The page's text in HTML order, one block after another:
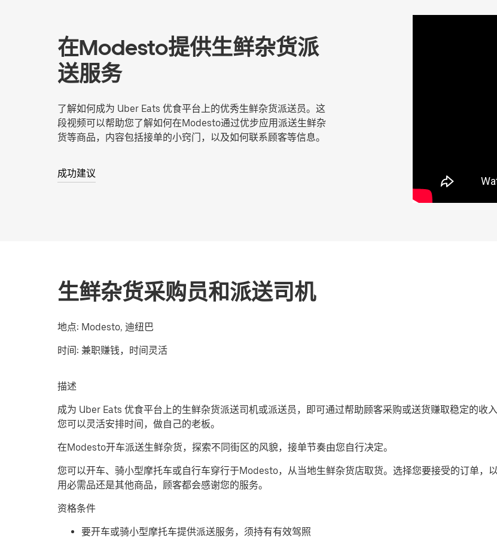
在Modesto提供生鲜杂货派
送服务
了解如何成为 Uber Eats 优食平台上的优秀生鲜杂货派送员。这
段视频可以帮助您了解如何在Modesto通过优步应用派送生鲜杂
货等商品，内容包括接单的小窍门，以及如何联系顾客等信息。
成功建议
生鲜杂货采购员和派送司机
地点: Modesto, 迪纽巴
时间: 兼职赚钱，时间灵活
描述
成为 Uber Eats 优食平台上的生鲜杂货派送司机或派送员，即可通过帮助顾客采购或送货赚取稳定的收
您可以灵活安排时间，做自己的老板。
在Modesto开车派送生鲜杂货，探索不同街区的风貌，接单节奏由您自行决定。
您可以开车、骑小型摩托车或自行车穿行于Modesto，从当地生鲜杂货店取货。选择您要接受的订单，
用必需品还是其他商品，顾客都会感谢您的服务。
资格条件
要开车或骑小型摩托车提供派送服务，须持有有效驾照